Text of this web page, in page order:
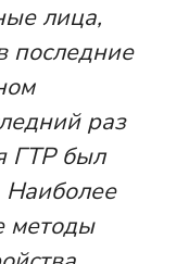
лица,
последние
раз
ГТР был
Наиболее
методы